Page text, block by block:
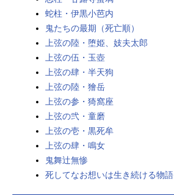
蛇柱・伊黒小芭内
鬼たちの最期（死亡順）
上弦の陸・堕姫、妓夫太郎
上弦の伍・玉壺
上弦の肆・半天狗
上弦の陸・獪岳
上弦の参・猗窩座
上弦の弐・童磨
上弦の壱・黒死牟
上弦の肆・鳴女
鬼舞辻無惨
死してなお想いは生き続ける物語